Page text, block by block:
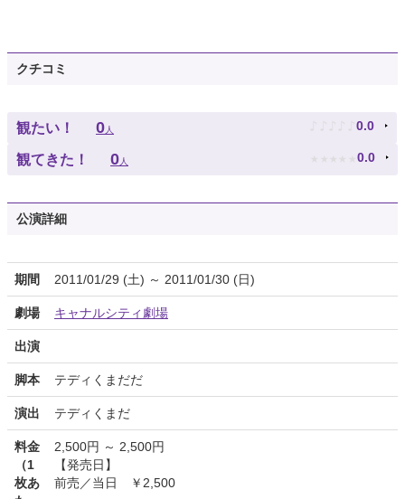
クチコミ
観たい！ 0人 ♪ ♪ ♪ ♪ ♪ 0.0
観てきた！ 0人 ★ ★ ★ ★ ★ 0.0
公演詳細
期間 2011/01/29 (土) ～ 2011/01/30 (日)
劇場 キャナルシティ劇場
出演
脚本 テディくまだだ
演出 テディくまだ
料金
（1
枚あ
2,500円 ～ 2,500円
【発売日】
前売／当日 ￥2,500